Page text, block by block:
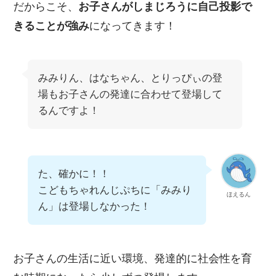
だからこそ、 お子さんがしまじろうに自己投影で
きることが強みになってきます！
みみりん、はなちゃん、とりっぴぃの登
場もお子さんの発達に合わせて登場して
るんですよ！
ほえるん
た、確かに！！
こどもちゃれんじぷちに「みみり
ん」は登場しなかった！
お子さんの生活に近い環境、発達的に社会性を育